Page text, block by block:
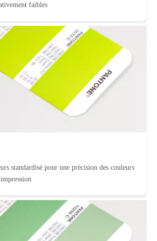
faibles
standardisé pour une précision des couleurs